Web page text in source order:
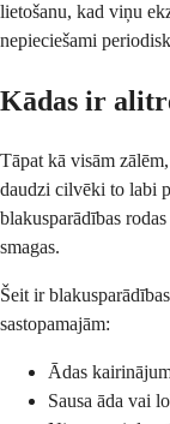
lietošanu, kad viņu
nepieciešami
Kādas ir
Tāpat kā visām
daudzi cilvēki to labi
blakusparādības
smagas.
Šeit ir
sastopamajām:
Ādas
Sausa āda vai